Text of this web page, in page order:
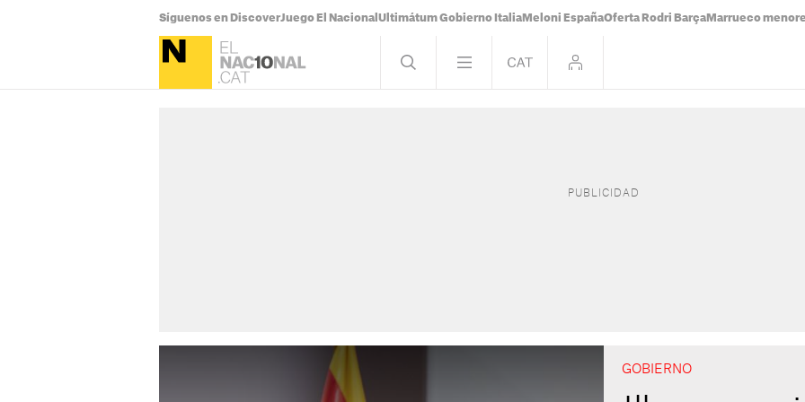
Síguenos en DiscoverJuego El Nacional Ultimátum Gobierno Italia Meloni EspañaOferta Rodri Barça Marrueco
GOBIERNO